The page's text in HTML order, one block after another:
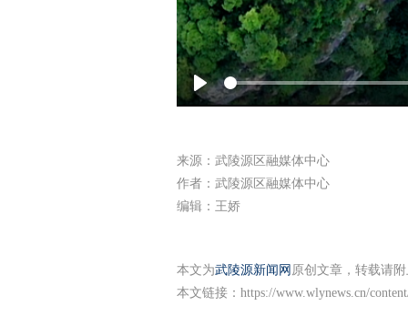
Play
来源：武陵源区融媒体中心
作者：武陵源区融媒体中心
编辑：王娇
本文为武陵源新闻网 原创文章，转载请
本文链接： https://www.wlynews.cn/